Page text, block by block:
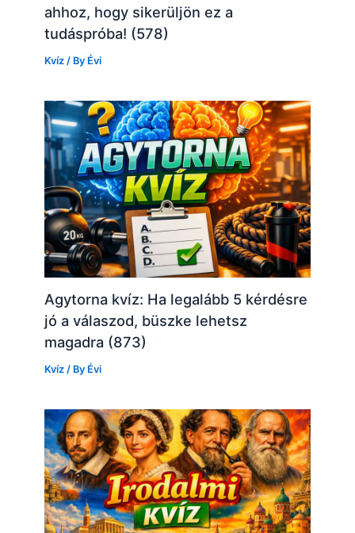
ahhoz, hogy sikerüljön ez a
tudáspróba! (578)
Kvíz / By Évi
Agytorna kvíz: Ha legalább 5 kérdésre
jó a válaszod, büszke lehetsz
magadra (873)
Kvíz / By Évi